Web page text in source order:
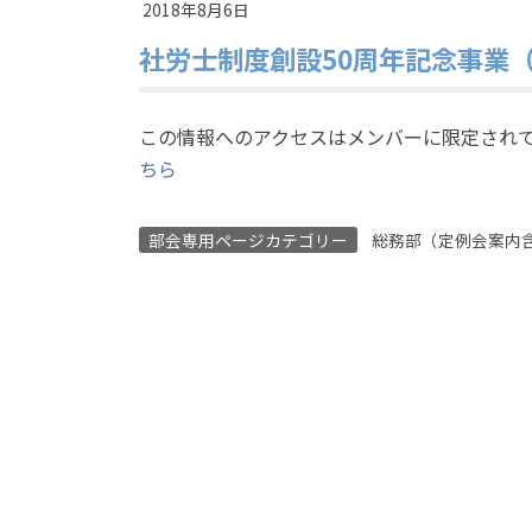
2018年8月6日
社労士制度創設50周年記念事業
この情報へのアクセスはメンバーに限定され
ちら
部会専用ページカテゴリー 総務部（定例会案内